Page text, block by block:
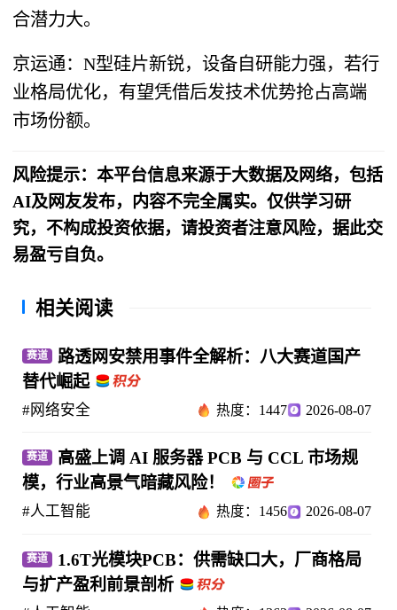
合潜力大。
京运通：N型硅片新锐，设备自研能力强，若行
业格局优化，有望凭借后发技术优势抢占高端
市场份额。
风险提示：本平台信息来源于大数据及网络，包括
AI及网友发布，内容不完全属实。仅供学习研
究，不构成投资依据，请投资者注意风险，据此交
易盈亏自负。
相关阅读
赛道
路透网安禁用事件全解析：八大赛道国产
替代崛起
#网络安全 热度：1447 2026-08-07
赛道
高盛上调 AI 服务器 PCB 与 CCL 市场规
模，行业高景气暗藏风险！
#人工智能 热度：1456 2026-08-07
赛道
1.6T光模块PCB：供需缺口大，厂商格局
与扩产盈利前景剖析